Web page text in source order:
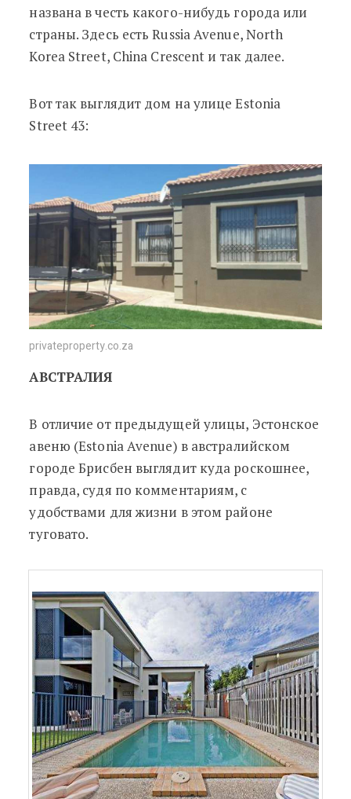
названа в честь какого-нибудь города или
страны. Здесь есть Russia Avenue, North
Korea Street, China Crescent и так далее.
Вот так выглядит дом на улице Estonia
Street 43:
privateproperty.co.za
АВСТРАЛИЯ
В отличие от предыдущей улицы, Эстонское
авеню (Estonia Avenue) в австралийском
городе Брисбен выглядит куда роскошнее,
правда, судя по комментариям, с
удобствами для жизни в этом районе
туговато.